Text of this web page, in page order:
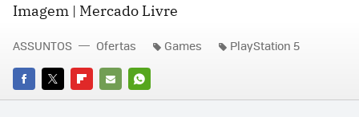
Imagem | Mercado Livre
FACEBOOK
TWITTERFLIPBOARD
E-
WHATSAPP
ASSUNTOS Ofertas Games PlayStation 5